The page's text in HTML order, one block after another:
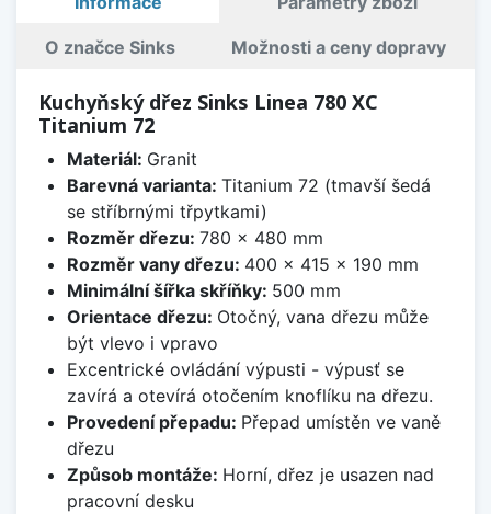
O značce Sinks Možnosti a ceny dopravy
Kuchyňský dřez Sinks Linea 780 XC
Titanium 72
Materiál: Granit
Barevná varianta: Titanium 72 (tmavší šedá
se stříbrnými třpytkami)
Rozměr dřezu: 780 x 480 mm
Rozměr vany dřezu: 400 x 415 x 190 mm
Minimální šířka skříňky: 500 mm
Orientace dřezu: Otočný, vana dřezu může
být vlevo i vpravo
Excentrické ovládání výpusti - výpusť se
zavírá a otevírá otočením knoflíku na dřezu.
Provedení přepadu: Přepad umístěn ve vaně
dřezu
Způsob montáže: Horní, dřez je usazen nad
pracovní desku